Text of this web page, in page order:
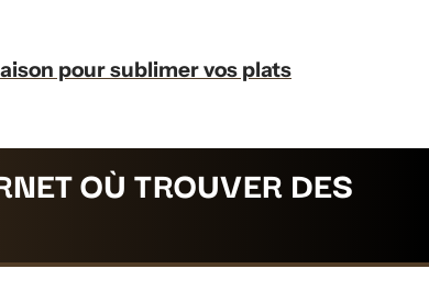
pour sublimer vos plats
OÙ TROUVER DES